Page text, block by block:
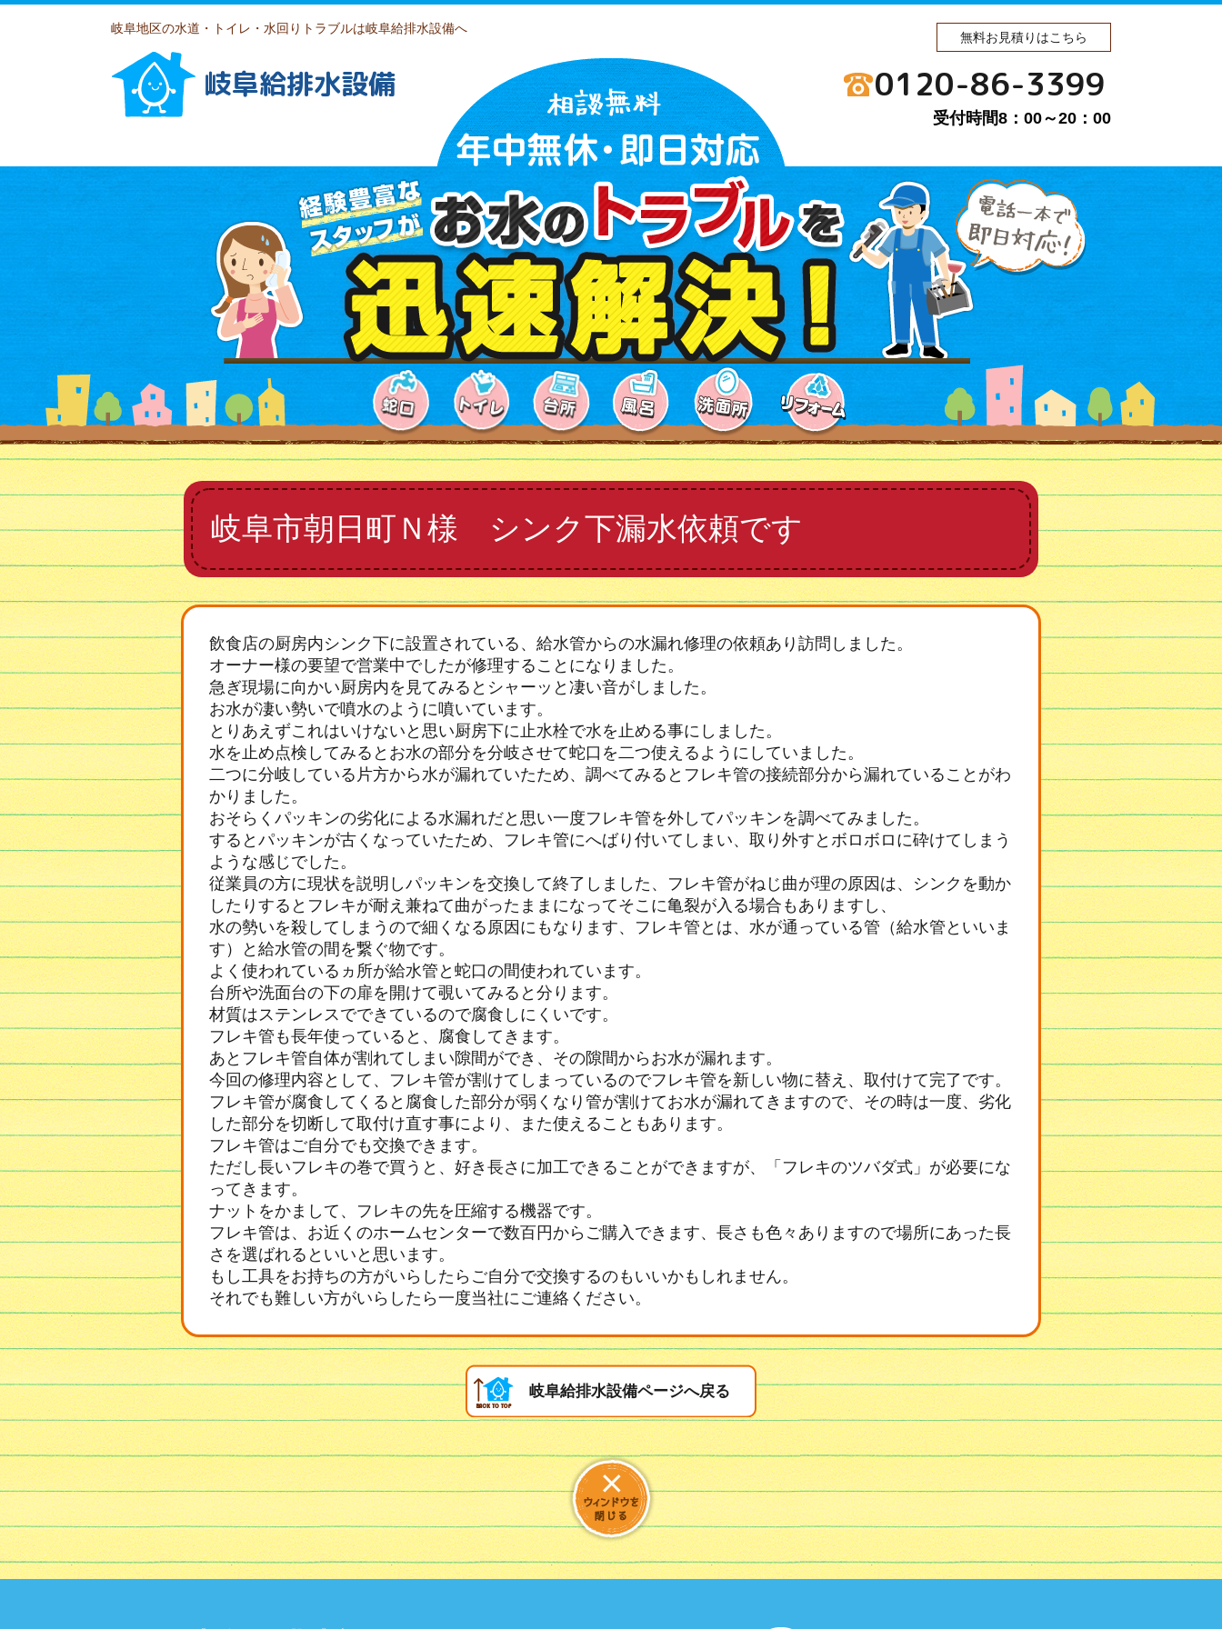
岐阜地区の水道・トイレ・水回りトラブルは岐阜給排水設備へ
無料お見積りはこちら
岐阜給排水設備 0120-86-3399
受付時間8：00～20：00
岐阜市朝日町Ｎ様 シンク下漏水依頼です
飲食店の厨房内シンク下に設置されている、給水管からの水漏れ修理の依頼あり訪問しました。
オーナー様の要望で営業中でしたが修理することになりました。
急ぎ現場に向かい厨房内を見てみるとシャーッと凄い音がしました。
お水が凄い勢いで噴水のように噴いています。
とりあえずこれはいけないと思い厨房下に止水栓で水を止める事にしました。
水を止め点検してみるとお水の部分を分岐させて蛇口を二つ使えるようにしていました。
二つに分岐している片方から水が漏れていたため、調べてみるとフレキ管の接続部分から漏れていることがわ
かりました。
おそらくパッキンの劣化による水漏れだと思い一度フレキ管を外してパッキンを調べてみました。
するとパッキンが古くなっていたため、フレキ管にへばり付いてしまい、取り外すとボロボロに砕けてしまう
ような感じでした。
従業員の方に現状を説明しパッキンを交換して終了しました、フレキ管がねじ曲が理の原因は、シンクを動か
したりするとフレキが耐え兼ねて曲がったままになってそこに亀裂が入る場合もありますし、
水の勢いを殺してしまうので細くなる原因にもなります、フレキ管とは、水が通っている管（給水管といいま
す）と給水管の間を繋ぐ物です。
よく使われているヵ所が給水管と蛇口の間使われています。
台所や洗面台の下の扉を開けて覗いてみると分ります。
材質はステンレスでできているので腐食しにくいです。
フレキ管も長年使っていると、腐食してきます。
あとフレキ管自体が割れてしまい隙間ができ、その隙間からお水が漏れます。
今回の修理内容として、フレキ管が割けてしまっているのでフレキ管を新しい物に替え、取付けて完了です。
フレキ管が腐食してくると腐食した部分が弱くなり管が割けてお水が漏れてきますので、その時は一度、劣化
した部分を切断して取付け直す事により、また使えることもあります。
フレキ管はご自分でも交換できます。
ただし長いフレキの巻で買うと、好き長さに加工できることができますが、「フレキのツバダ式」が必要にな
ってきます。
ナットをかまして、フレキの先を圧縮する機器です。
フレキ管は、お近くのホームセンターで数百円からご購入できます、長さも色々ありますので場所にあった長
さを選ばれるといいと思います。
もし工具をお持ちの方がいらしたらご自分で交換するのもいいかもしれません。
それでも難しい方がいらしたら一度当社にご連絡ください。
岐阜給排水設備ページへ戻る